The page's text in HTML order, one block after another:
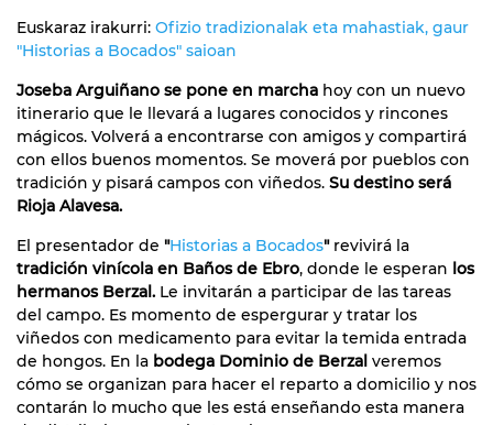
Euskaraz irakurri: Ofizio tradizionalak eta mahastiak, gaur
"Historias a Bocados" saioan
Joseba Arguiñano se pone en marcha hoy con un nuevo
itinerario que le llevará a lugares conocidos y rincones
mágicos. Volverá a encontrarse con amigos y compartirá
con ellos buenos momentos. Se moverá por pueblos con
tradición y pisará campos con viñedos. Su destino será
Rioja Alavesa.
El presentador de "Historias a Bocados"revivirá la
tradición vinícola en Baños de Ebro, donde le esperan los
hermanos Berzal. Le invitarán a participar de las tareas
del campo. Es momento de espergurar y tratar los
viñedos con medicamento para evitar la temida entrada
de hongos. En la bodega Dominio de Berzal veremos
cómo se organizan para hacer el reparto a domicilio y nos
contarán lo mucho que les está enseñando esta manera